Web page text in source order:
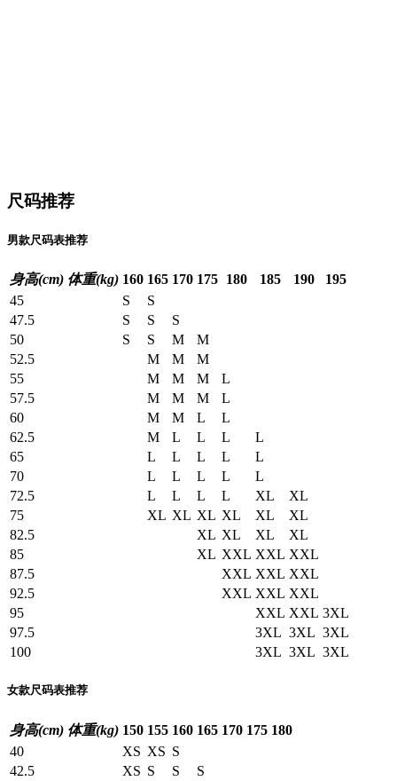
尺码推荐
男款尺码表推荐
身高(cm) 体重(kg) 160 165 170 175 180 185 190
195
45
S
S
47.5
S S
S
50
S S M
M
52.5
M M
M
55
M M M
L
57.5
M M M
L
60
M M L
L
62.5
M L L L
L
65
L L L L
L
70
L L L L
L
72.5
L L L L XL
XL
75
XL XL XL XL XL
XL
82.5
XL XL XL
XL
85
XL XXL XXL XXL
87.5
XXL XXL XXL
92.5
XXL XXL XXL
95
XXL XXL 3XL
97.5
3XL 3XL 3XL
100
3XL 3XL 3XL
女款尺码表推荐
身高(cm) 体重(kg) 150 155 160 165 170 175 180
40
XS XS S
42.5
XS S S
S